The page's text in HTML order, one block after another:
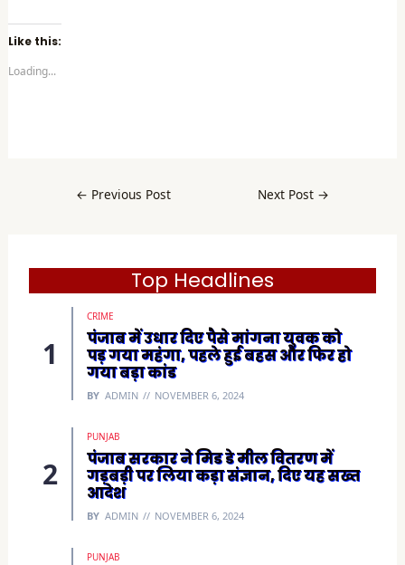
k
t
o
h
e
s
e
w
Like this:
Loading...
← Previous Post Next Post →
Top Headlines
CRIME
पंजाब में उधार दिए पैसे मांगना युवक को
पड़ गया महंगा, पहले हुई बहस और फिर हो
गया बड़ा कांड
BY ADMIN NOVEMBER 6, 2024
PUNJAB
पंजाब सरकार ने मिड डे मील वितरण में
गड़बड़ी पर लिया कड़ा संज्ञान, दिए यह सख्त
आदेश
BY ADMIN NOVEMBER 6, 2024
PUNJAB